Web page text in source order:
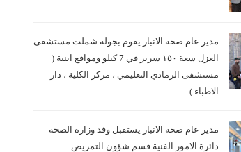
مدير عام صحة الانبار يقوم بجولة شملت مستشفى
العزل سعة ١٥٠ سرير في 7 كيلو ومواقع ابنية (
مستشفى الرمادي التعليمي ، مركز الكلية ، دار
الاطباء )..
مدير عام صحة الانبار يستقبل وفد وزارة الصحة
دائرة الامور الفنية قسم شؤون التمريض